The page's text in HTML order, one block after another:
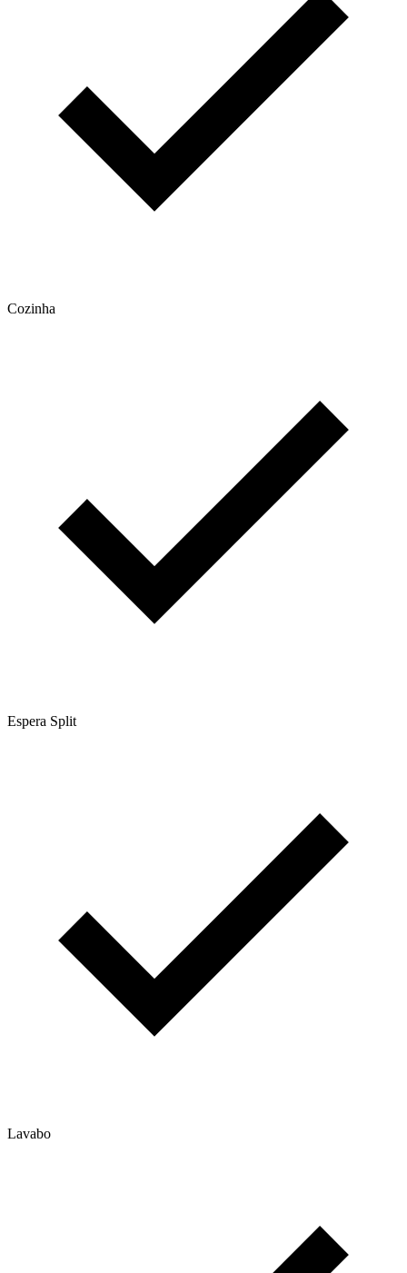
Cozinha
Espera Split
Lavabo